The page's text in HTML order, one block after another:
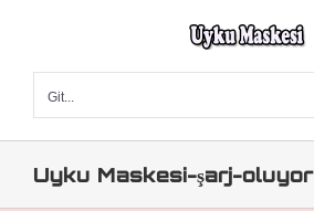
Git...
Uyku Maskesi-şarj-oluyor